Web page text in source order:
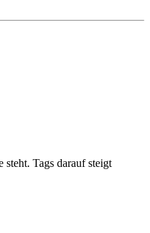
Tags darauf steigt